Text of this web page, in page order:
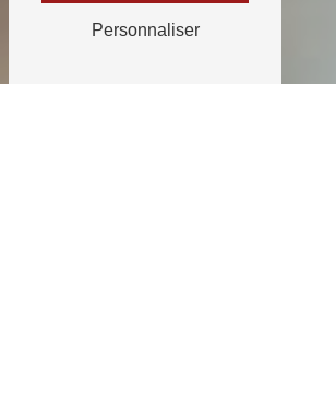
Personnaliser